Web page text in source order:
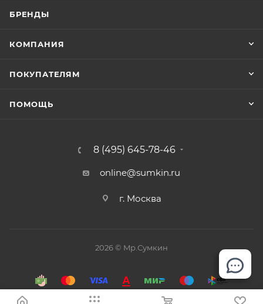
БРЕНДЫ
КОМПАНИЯ
ПОКУПАТЕЛЯМ
ПОМОЩЬ
8 (495) 645-78-46
online@sumkin.ru
г. Москва
2026 © Mр.Сумкин